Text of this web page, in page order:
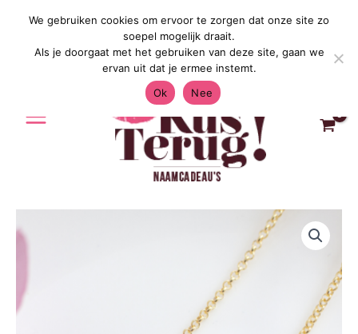
Gratis Verzending in Nederland & België
We gebruiken cookies om ervoor te zorgen dat onze site zo
soepel mogelijk draait.
Als je doorgaat met het gebruiken van deze site, gaan we
ervan uit dat je ermee instemt.
Ok
Nee